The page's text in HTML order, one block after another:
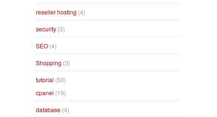
reseller hosting (4)
security (3)
SEO (4)
Shopping (3)
tutorial (50)
cpanel (19)
database (4)